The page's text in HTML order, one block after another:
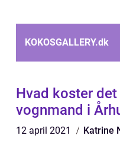
KOKOSGALLERY.dk
Hvad koster
vognmand i
12 april 2021 Katrine